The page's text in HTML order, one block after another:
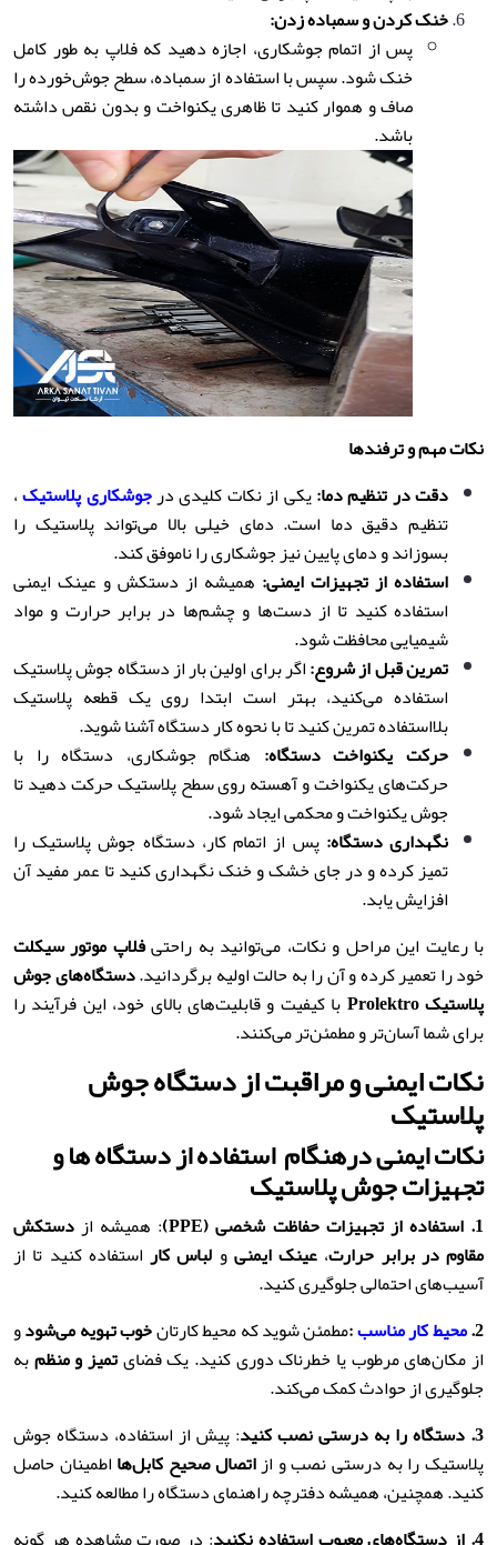
خنک کردن و سمباده زدن:
پس از اتمام جوشکاری، اجازه دهید که فلاپ به طور کامل
خنک شود. سپس با استفاده از سمباده، سطح جوش‌خورده را
صاف و هموار کنید تا ظاهری یکنواخت و بدون نقص داشته
باشد.
نکات مهم و ترفندها
دقت در تنظیم دما:یکی از نکات کلیدی درجوشکاری پلاستیک،
تنظیم دقیق دما است. دمای خیلی بالا می‌تواند پلاستیک را
بسوزاند و دمای پایین نیز جوشکاری را ناموفق کند.
استفاده از تجهیزات ایمنی: همیشه از دستکش و عینک ایمنی
استفاده کنید تا از دست‌ها و چشم‌ها در برابر حرارت و مواد
شیمیایی محافظت شود.
تمرین قبل از شروع:اگر برای اولین بار از دستگاه جوش پلاستیک
استفاده می‌کنید، بهتر است ابتدا روی یک قطعه پلاستیک
بلااستفاده تمرین کنید تا با نحوه کار دستگاه آشنا شوید.
حرکت یکنواخت دستگاه: هنگام جوشکاری، دستگاه را با
حرکت‌های یکنواخت و آهسته روی سطح پلاستیک حرکت دهید تا
جوش یکنواخت و محکمی ایجاد شود.
نگهداری دستگاه: پس از اتمام کار، دستگاه جوش پلاستیک را
تمیز کرده و در جای خشک و خنک نگهداری کنید تا عمر مفید آن
افزایش یابد.
با رعایت این مراحل و نکات، می‌توانید به راحتیفلاپ موتور سیکلت
خود را تعمیر کرده و آن را به حالت اولیه برگردانید.دستگاه‌های جوش
پلاستیکProlektro
با کیفیت و قابلیت‌های بالای خود، این فرآیند را
برای شما آسان‌تر و مطمئن‌تر می‌کنند.
نکات ایمنی و مراقبت از دستگاه جوش
پلاستیک
نکات ایمنی درهنگام استفاده از دستگاه ها و
تجهیزات جوش پلاستیک
1. استفاده از تجهیزات حفاظت شخصی(PPE) : همیشه ازدستکش
مقاوم در برابر حرارت، عینک ایمنیو لباس کار استفاده کنید تا از
آسیب‌های احتمالی جلوگیری کنید.
2. محیط کار مناسب:مطمئن شوید که محیط کارتانخوب تهویه می‌شودو
از مکان‌های مرطوب یا خطرناک دوری کنید. یک فضایتمیز و منظمبه
جلوگیری از حوادث کمک می‌کند.
3. دستگاه را به درستی نصب کنید: پیش از استفاده، دستگاه جوش
پلاستیک را به درستی نصب و ازاتصال صحیح کابل‌هااطمینان حاصل
کنید. همچنین، همیشه دفترچه راهنمای دستگاه را مطالعه کنید.